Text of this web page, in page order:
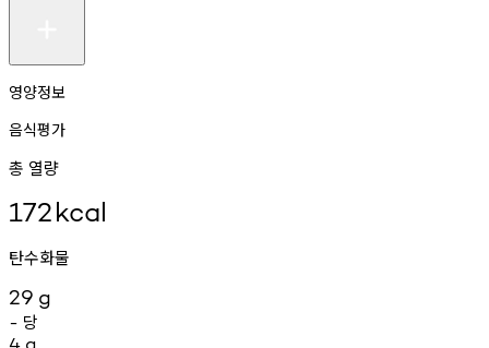
영양정보
음식평가
총 열량
172kcal
탄수화물
29 g
- 당
4 g